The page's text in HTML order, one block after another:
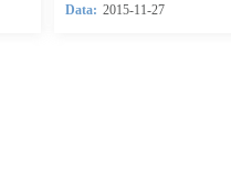
Data: 2015-11-27